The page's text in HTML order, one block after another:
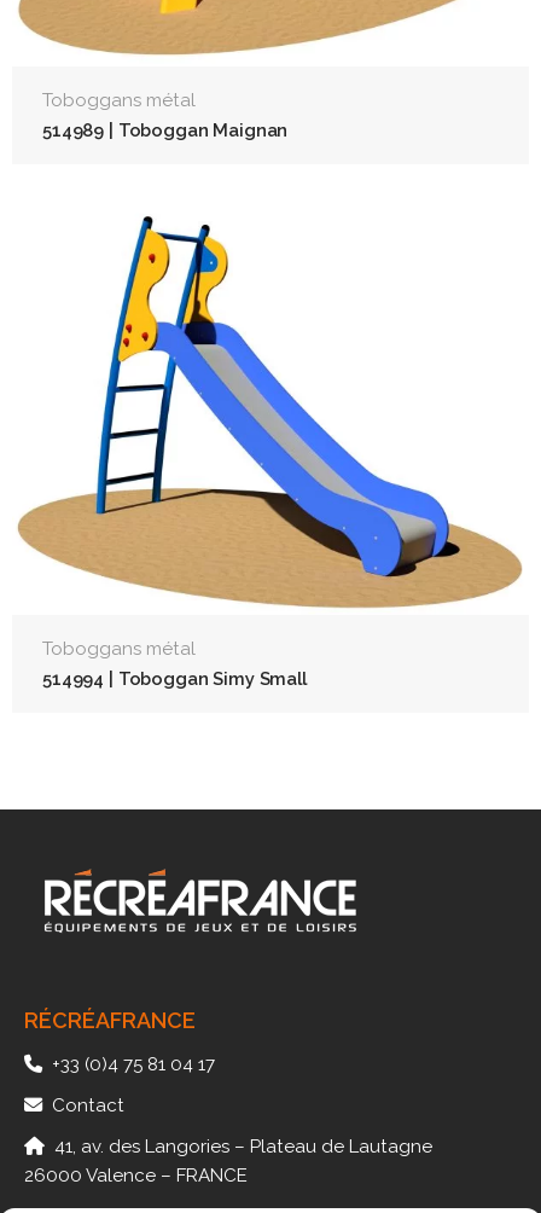
Toboggans métal
514989 | Toboggan Maignan
Toboggans métal
514994 | Toboggan Simy Small
RÉCRÉAFRANCE
+33 (0)4 75 81 04 17
Contact
41, av. des Langories – Plateau de Lautagne
26000 Valence – FRANCE